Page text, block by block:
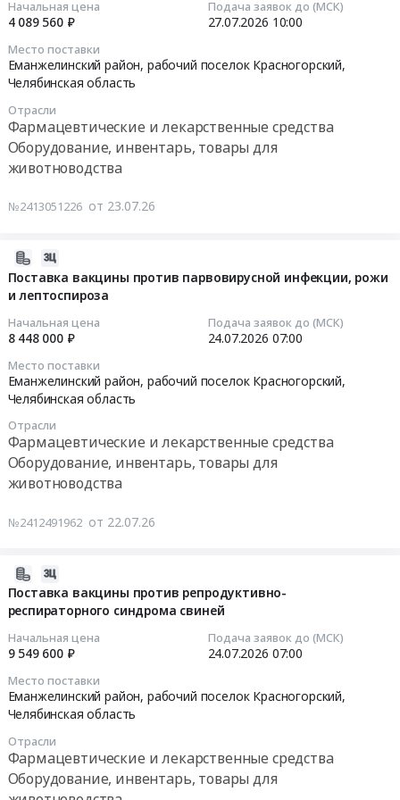
Начальная цена
4 089 560 ₽
Подача заявок до (МСК)
27.07.2026 10:00
Место поставки
Еманжелинский район, рабочий поселок Красногорский,
Челябинская область
Отрасли
Фармацевтические и лекарственные средства
Оборудование, инвентарь, товары для
животноводства
№2413051226 от 23.07.26
Поставка вакцины против парвовирусной инфекции, рожи
и лептоспироза
Начальная цена
8 448 000 ₽
Подача заявок до (МСК)
24.07.2026 07:00
Место поставки
Еманжелинский район, рабочий поселок Красногорский,
Челябинская область
Отрасли
Фармацевтические и лекарственные средства
Оборудование, инвентарь, товары для
животноводства
№2412491962 от 22.07.26
Поставка вакцины против репродуктивно-
респираторного синдрома свиней
Начальная цена
9 549 600 ₽
Подача заявок до (МСК)
24.07.2026 07:00
Место поставки
Еманжелинский район, рабочий поселок Красногорский,
Челябинская область
Отрасли
Фармацевтические и лекарственные средства
Оборудование, инвентарь, товары для